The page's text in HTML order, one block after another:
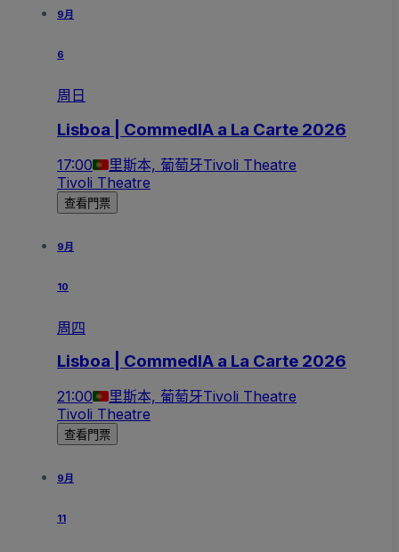
9月
6
周日
Lisboa | CommedIA a La Carte 2026
17:00 里斯本, 葡萄牙Tivoli Theatre
Tivoli Theatre
查看門票
9月
10
周四
Lisboa | CommedIA a La Carte 2026
21:00 里斯本, 葡萄牙Tivoli Theatre
Tivoli Theatre
查看門票
9月
11